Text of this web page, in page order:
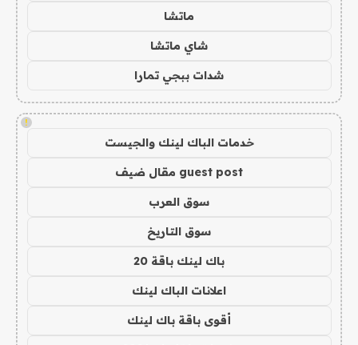
ماتشا
شاي ماتشا
شدات ببجي تمارا
!
خدمات الباك لينك والجيست
guest post مقال ضيف
سوق العرب
سوق التاريخ
باك لينك باقة 20
اعلانات الباك لينك
أقوى باقة باك لينك